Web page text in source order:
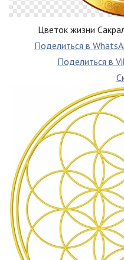
Цветок жизни
Поделиться в
Поделиться в